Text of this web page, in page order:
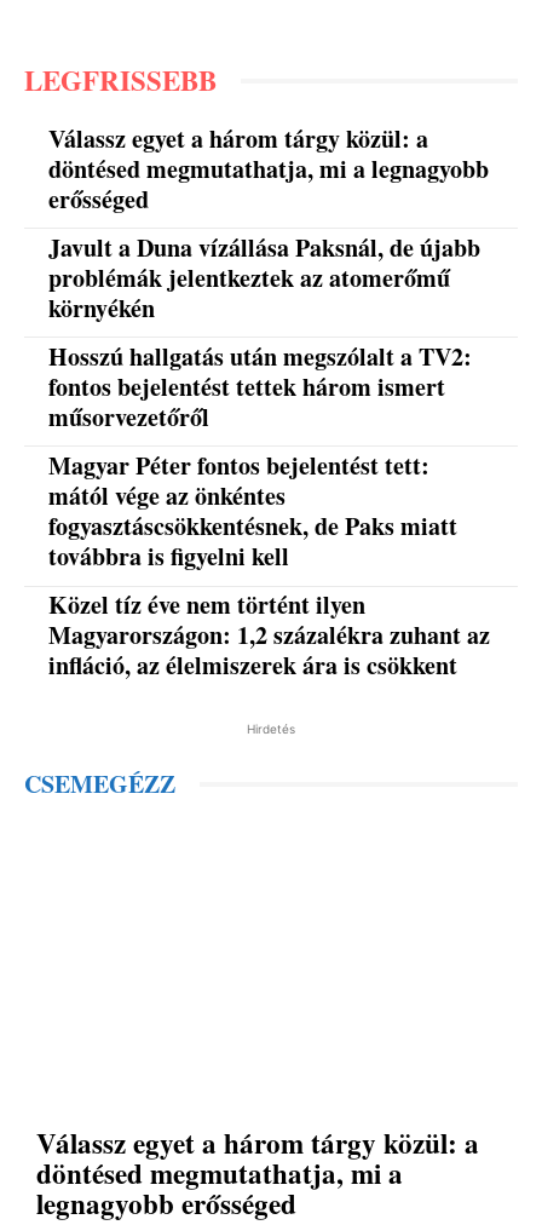
LEGFRISSEBB
Válassz egyet a három tárgy közül: a
döntésed megmutathatja, mi a legnagyobb
erősséged
Javult a Duna vízállása Paksnál, de újabb
problémák jelentkeztek az atomerőmű
környékén
Hosszú hallgatás után megszólalt a TV2:
fontos bejelentést tettek három ismert
műsorvezetőről
Magyar Péter fontos bejelentést tett:
mától vége az önkéntes
fogyasztáscsökkentésnek, de Paks miatt
továbbra is figyelni kell
Közel tíz éve nem történt ilyen
Magyarországon: 1,2 százalékra zuhant az
infláció, az élelmiszerek ára is csökkent
Hirdetés
CSEMEGÉZZ
Válassz egyet a három tárgy közül: a
döntésed megmutathatja, mi a
legnagyobb erősséged